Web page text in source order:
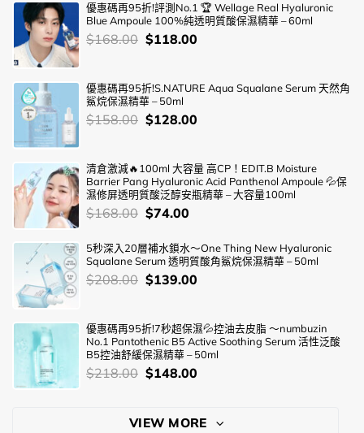
$179.00.$118.00.
優惠碼再95折!評測No.1 🏆 Wellage Real Hyaluronic
Blue Ampoule 100%純透明質酸保濕精華 – 60ml
價
$168.00 Original
$168.00.
$118.00Current
$118.00.
優惠碼再95折!S.NATURE Aqua Squalane Serum 天然角
鯊烷保濕精華 – 50ml
價
$158.00 Original
$158.00.
$128.00Current
$128.00.
清倉激減🔥100ml 大容量 高CP！EDIT.B Moisture
Barrier Pang Hyaluronic Acid Panthenol Ampoule 💦保
濕修屏透明質酸泛醇安瓶精華 – 大容量100ml
價
$168.00 Original
was:
$168.00.
$74.00Current
is:
$74.00.
5秒深入20層補水鎖水～One Thing New Hyaluronic
Squalane Serum 透明質酸角鯊烷保濕精華 – 50ml
價
$208.00 Original
$208.00.
$139.00Current
$139.00.
優惠碼再95折!7秒超保濕💦控油去皮脂 ～numbuzin
No.1 Pantothenic B5 Active Soothing Serum 活性泛酸
B5控油舒緩保濕精華 – 50ml
價
$218.00 Original
$218.00.
$148.00Current
$148.00.
VIEW MORE